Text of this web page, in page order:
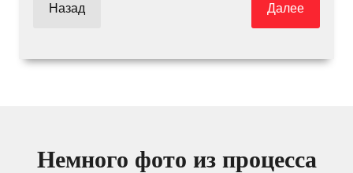
Назад Далее
Немного фото из процесса